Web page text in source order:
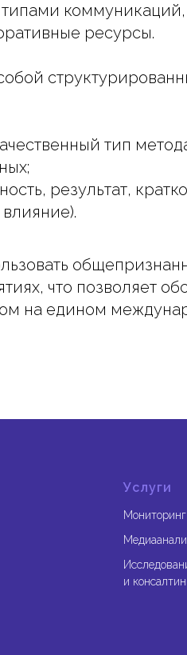
коммуникаций,
ресурсы.
тип
результат,
что позволяет
на едином
Услуги
и